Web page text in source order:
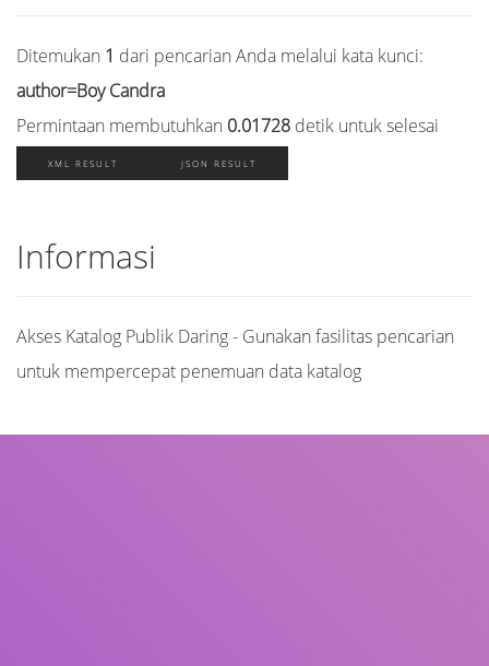
Ditemukan 1 dari pencarian Anda melalui kata kunci:
author=Boy Candra
Permintaan membutuhkan 0.01728 detik untuk selesai
XML RESULT JSON RESULT
Informasi
Akses Katalog Publik Daring - Gunakan fasilitas pencarian
untuk mempercepat penemuan data katalog